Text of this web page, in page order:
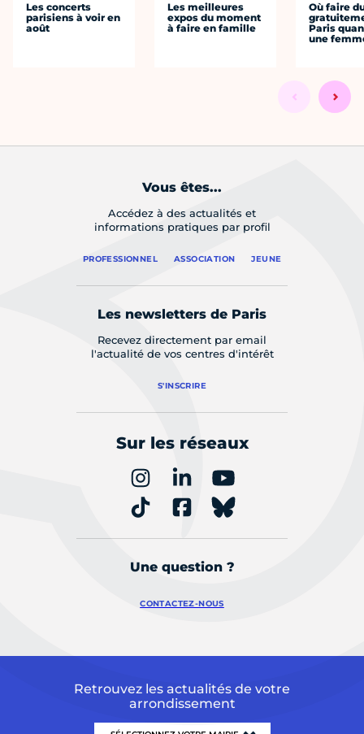
Les concerts
parisiens à voir en
août
Les meilleures
expos du moment
à faire en famille
Où faire
Paris
une
Vous êtes...
Accédez à des actualités et
informations pratiques par profil
PROFESSIONNEL ASSOCIATION JEUNE
Les newsletters de Paris
Recevez directement par email
l'actualité de vos centres d'intérêt
S'INSCRIRE
Sur les réseaux
Une question ?
CONTACTEZ-NOUS
Retrouvez les actualités de votre
arrondissement